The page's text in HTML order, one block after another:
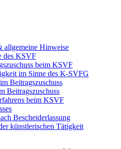
allgemeine Hinweise
des KSVF
beim KSVF
im Sinne des K-SVFG
Beitragszuschuss
Beitragszuschuss
beim KSVF
Bescheiderlassung
künstlerischen Tätigkeit